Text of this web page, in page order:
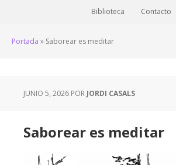
Biblioteca Contacto
Portada » Saborear es meditar
JUNIO 5, 2026 POR JORDI CASALS
Saborear es meditar